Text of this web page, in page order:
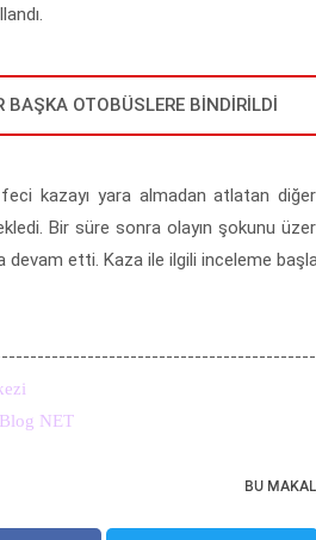
BAŞKA OTOBÜSLERE BİNDİRİLDİ
kazayı yara almadan atlatan
Bir süre sonra olayın şokunu
devam etti. Kaza ile ilgili inceleme
NET
BU